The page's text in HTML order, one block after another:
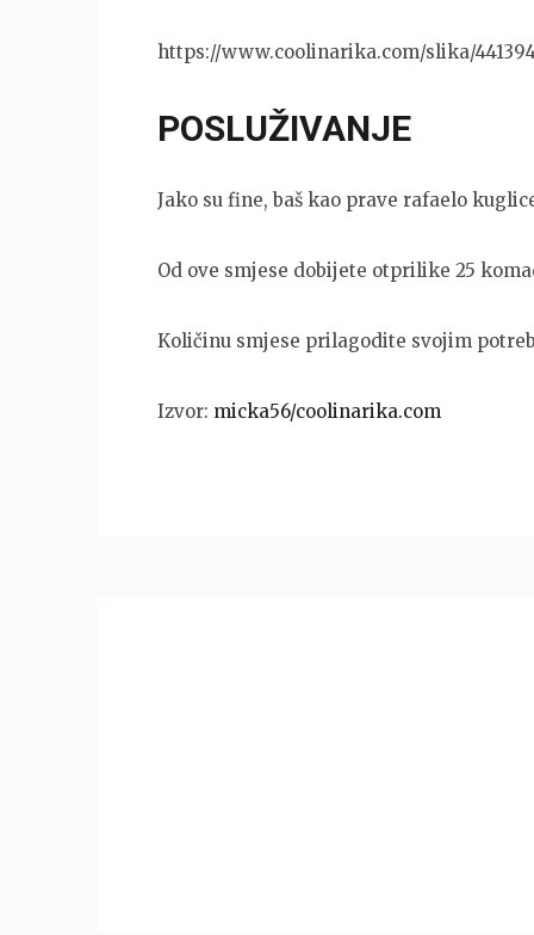
https://www.coolinarika.com/slika/
POSLUŽIVANJE
Jako su fine, baš kao prave rafaelo
Od ove smjese dobijete otprilike 25
Količinu smjese prilagodite svojim
Izvor: micka56/coolinarika.com